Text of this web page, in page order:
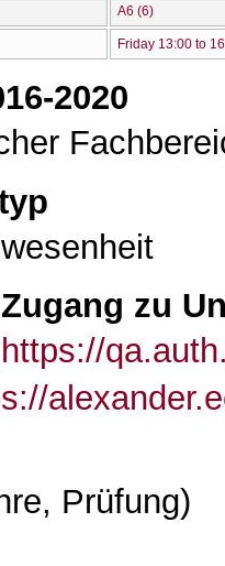
Α6 (6)
Friday 13:00 to
2020
zu
https://
Prüfung)